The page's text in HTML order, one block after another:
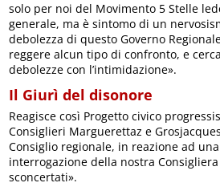
solo per noi del Movimento 5 Stelle
generale, ma è sintomo di un
debolezza di questo Governo
reggere alcun tipo di confronto, e
debolezze con l’intimidazione».
Il Giurì del disonore
Reagisce così Progetto civico
Consiglieri Marguerettaz e
Consiglio regionale, in reazione ad
interrogazione della nostra
sconcertati».